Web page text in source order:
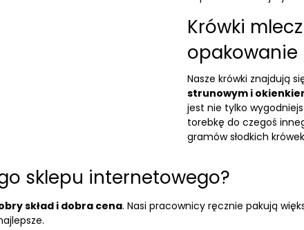
Krówki
Nasze krówki znajdują
strunowym i
jest nie tylko
torebkę do czegoś
gramów słodkich
sklepu internetowego?
skład i dobra cena. Nasi pracownicy ręcznie pakują